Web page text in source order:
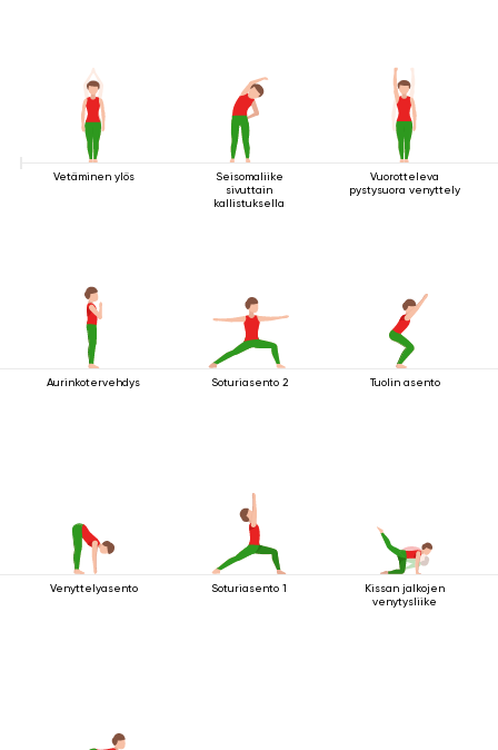
Vetäminen ylös
Seisomaliike
sivuttain
kallistuksella
Vuorotteleva
pystysuora venyttely
Aurinkotervehdys Soturiasento 2 Tuolin asento
Venyttelyasento Soturiasento 1
Kissan jalkojen
venytysliike